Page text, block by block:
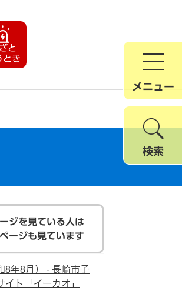
と
とき
メニュー
検索
ジを見ている人は
ージも見ています
8年8月） - 長崎市子
イト「イーカオ」